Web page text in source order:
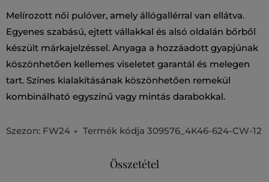
Melírozott női pulóver, amely állógallérral van ellátva.
Egyenes szabású, ejtett vállakkal és alsó oldalán bőrből
készült márkajelzéssel. Anyaga a hozzáadott gyapjúnak
köszönhetően kellemes viseletet garantál és melegen
tart. Színes kialakításának köszönhetően remekül
kombinálható egyszínű vagy mintás darabokkal.
Szezon: FW24 Termék kódja 309576_4K46-624-CW-12
Összetétel